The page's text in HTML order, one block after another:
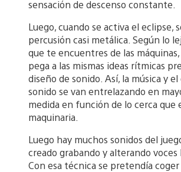
sensación de descenso constante.
Luego, cuando se activa el eclipse,
percusión casi metálica. Según lo
que te encuentres de las máquinas,
pega a las mismas ideas rítmicas
diseño de sonido. Así, la música y
sonido se van entrelazando en
medida en función de lo cerca que
maquinaria.
Luego hay muchos sonidos del
creado grabando y alterando voces
Con esa técnica se pretendía